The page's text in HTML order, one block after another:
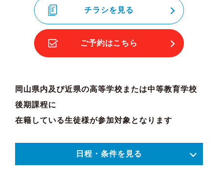
チラシを見る
ご予約はこちら
岡山県内及び近県の高等学校または中等教育学校
後期課程に
在籍している生徒様が参加対象となります
日程・条件を見る